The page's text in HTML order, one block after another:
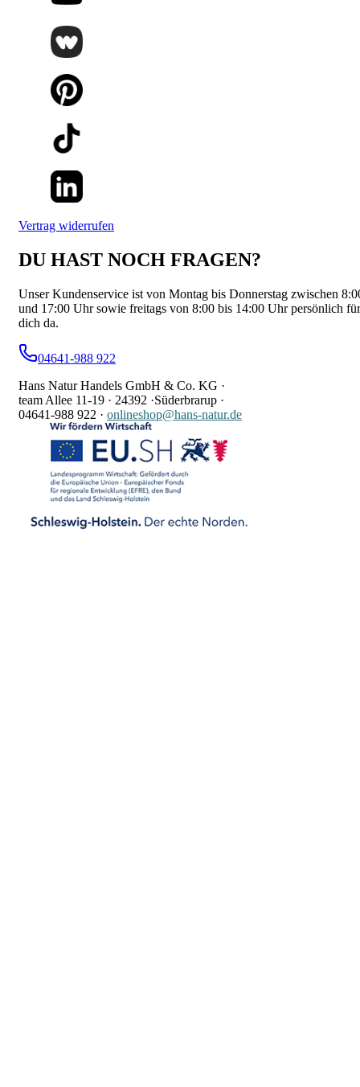
Vertrag widerrufen
DU HAST NOCH FRAGEN?
Unser Kundenservice ist von Montag bis Donnerstag zwischen
und 17:00 Uhr sowie freitags von 8:00 bis 14:00 Uhr persönlich für
dich da.
04641-988 922
Hans Natur Handels GmbH & Co. KG ·
team Allee 11-19 · 24392 ·Süderbrarup ·
04641-988 922 · onlineshop@hans-natur.de